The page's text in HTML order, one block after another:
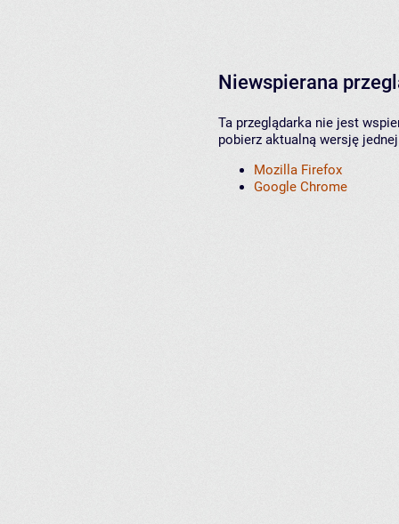
Niewspierana
Ta przeglądarka nie jest
pobierz aktualną wersję
Mozilla Firefox
Google Chrome